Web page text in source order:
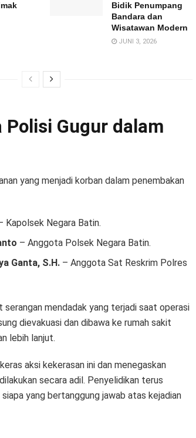
Bidik Penumpang
Bandara dan
Wisatawan Modern
JUNI 3, 2026
Gugur dalam
yang menjadi korban dalam penembakan
Kapolsek Negara Batin.
– Anggota Polsek Negara Batin.
Ganta, S.H.– Anggota Sat Reskrim Polres
mendadak yang terjadi saat operasi
dievakuasi dan dibawa ke rumah sakit
lebih lanjut.
aksi kekerasan ini dan menegaskan
secara adil. Penyelidikan terus
yang bertanggung jawab atas kejadian